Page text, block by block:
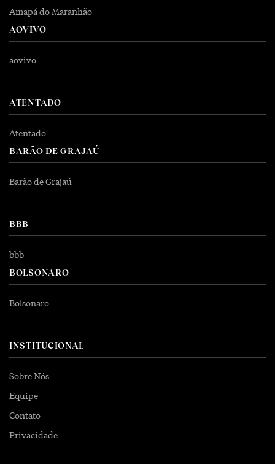
Amapá do Maranhão
AOVIVO
aovivo
ATENTADO
Atentado
BARÃO DE GRAJAÚ
Barão de Grajaú
BBB
bbb
BOLSONARO
Bolsonaro
INSTITUCIONAL
Sobre Nós
Equipe
Contato
Privacidade